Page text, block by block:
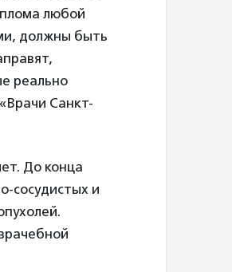
любой
должны быть
реально
Санкт-
До конца
сосудистых и